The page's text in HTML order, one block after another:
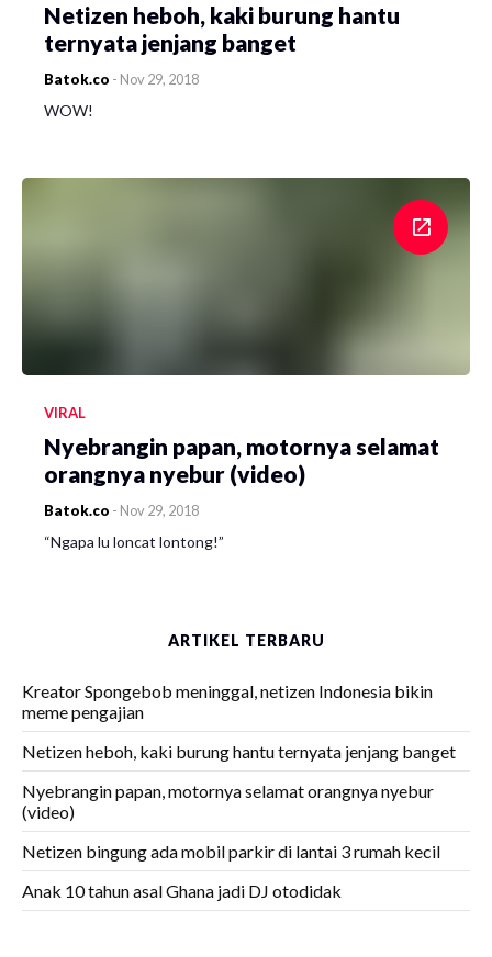
Netizen heboh, kaki burung hantu
ternyata jenjang banget
Batok.co - Nov 29, 2018
WOW!
VIRAL
Nyebrangin papan, motornya selamat
orangnya nyebur (video)
Batok.co - Nov 29, 2018
“Ngapa lu loncat lontong!”
ARTIKEL TERBARU
Kreator Spongebob meninggal, netizen Indonesia bikin
meme pengajian
Netizen heboh, kaki burung hantu ternyata jenjang banget
Nyebrangin papan, motornya selamat orangnya nyebur
(video)
Netizen bingung ada mobil parkir di lantai 3 rumah kecil
Anak 10 tahun asal Ghana jadi DJ otodidak